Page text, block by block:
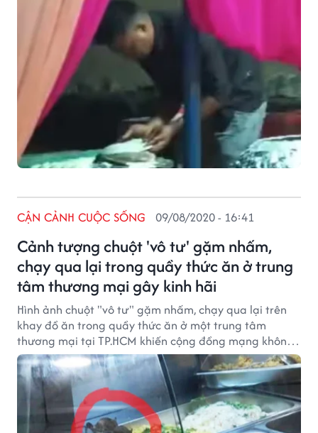
Cảnh tượng chuột 'vô tư' gặm nhấm,
chạy qua lại trong quầy thức ăn ở trung
tâm thương mại gây kinh hãi
CẬN CẢNH CUỘC SỐNG 09/08/2020 - 16:41
Hình ảnh chuột "vô tư" gặm nhấm, chạy qua lại trên
khay đồ ăn trong quầy thức ăn ở một trung tâm
thương mại tại TP.HCM khiến cộng đồng mạng không
khỏi kinh hãi.